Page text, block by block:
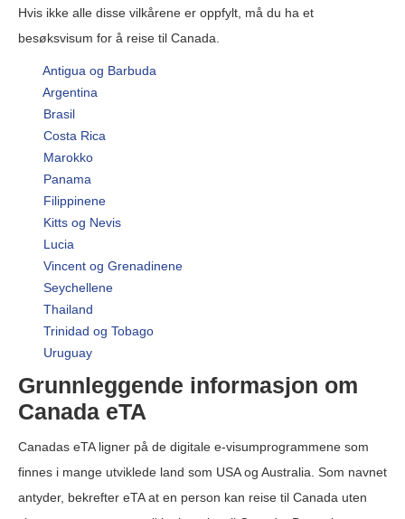
Hvis ikke alle disse vilkårene er oppfylt, må du ha et
besøksvisum for å reise til Canada.
Antigua og Barbuda
Argentina
Brasil
Costa Rica
Marokko
Panama
Filippinene
Kitts og Nevis
Lucia
Vincent og Grenadinene
Seychellene
Thailand
Trinidad og Tobago
Uruguay
Grunnleggende informasjon om
Canada eTA
Canadas eTA ligner på de digitale e-visumprogrammene som
finnes i mange utviklede land som USA og Australia. Som navnet
antyder, bekrefter eTA at en person kan reise til Canada uten